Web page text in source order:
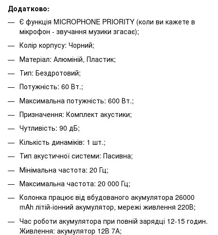
Додатково:
Є функція MICROPHONE PRIORITY (коли ви кажете в
мікрофон - звучання музики згасає);
Колір корпусу: Чорний;
Матеріал: Алюміній, Пластик;
Тип: Бездротовий;
Потужність: 60 Вт.;
Максимальна потужність: 600 Вт.;
Призначення: Комплект акустики;
Чутливість: 90 дБ;
Кількість динаміків: 1 шт.;
Тип акустичної системи: Пасивна;
Мінімальна частота: 20 Гц;
Максимальна частота: 20 000 Гц;
Колонка працює від вбудованого акумулятора 26000
mAh літій-іонний акумулятор, мережі живлення 220В;
Час роботи акумулятора при повній зарядці 12-15 годин.
Живлення: акумулятор 12В 7А;